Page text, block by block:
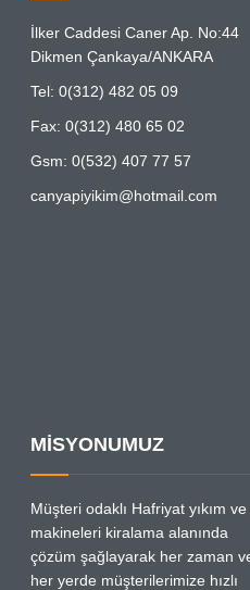
İlker Caddesi Caner Ap. No:44
Dikmen Çankaya/ANKARA
Tel: 0(312) 482 05 09
Fax: 0(312) 480 65 02
Gsm: 0(532) 407 77 57
canyapiyikim@hotmail.com
MİSYONUMUZ
Müşteri odaklı Hafriyat yıkım
makineleri kiralama alanında
çözüm şağlayarak her zaman
her yerde müşterilerimize hızlı